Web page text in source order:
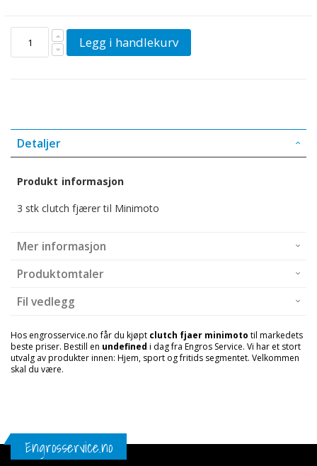
Legg i handlekurv
Detaljer
Produkt informasjon
3 stk clutch fjærer til Minimoto
Mer informasjon
Produktomtaler
Fil vedlegg
Hos engrosservice.no får du kjøpt clutch fjaer minimoto til markedets
beste priser. Bestill en undefined i dag fra Engros Service. Vi har et stort
utvalg av produkter innen: Hjem, sport og fritids segmentet. Velkommen
skal du være.
Engrosservice.no